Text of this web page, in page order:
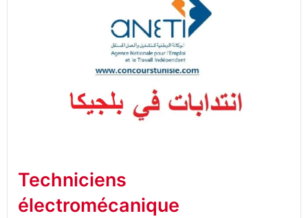
Techniciens
électromécanique